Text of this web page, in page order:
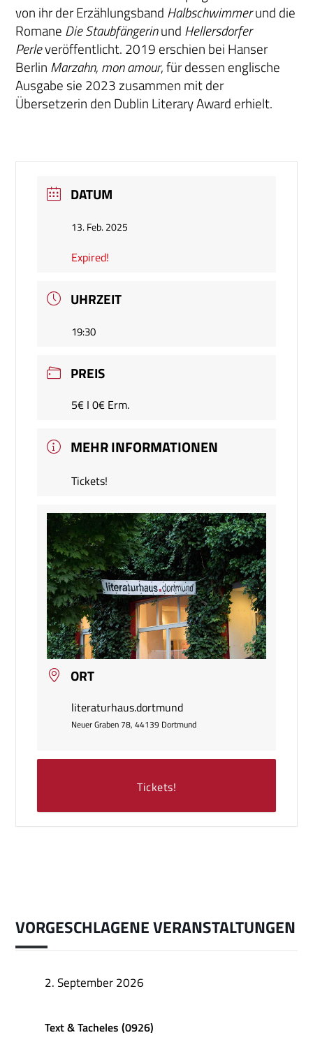
von ihr der Erzählungsband Halbschwimmerund die
Romane Die Staubfängerinund Hellersdorfer
Perleveröffentlicht. 2019 erschien bei Hanser
Berlin Marzahn, mon amour, für dessen englische
Ausgabe sie 2023 zusammen mit der
Übersetzerin den Dublin Literary Award erhielt.
DATUM
13. Feb. 2025
Expired!
UHRZEIT
19:30
PREIS
5€ I 0€ Erm.
MEHR INFORMATIONEN
Tickets!
ORT
literaturhaus.dortmund
Neuer Graben 78, 44139 Dortmund
Tickets!
VORGESCHLAGENE VERANSTALTUNGEN
2. September 2026
Text & Tacheles (0926)